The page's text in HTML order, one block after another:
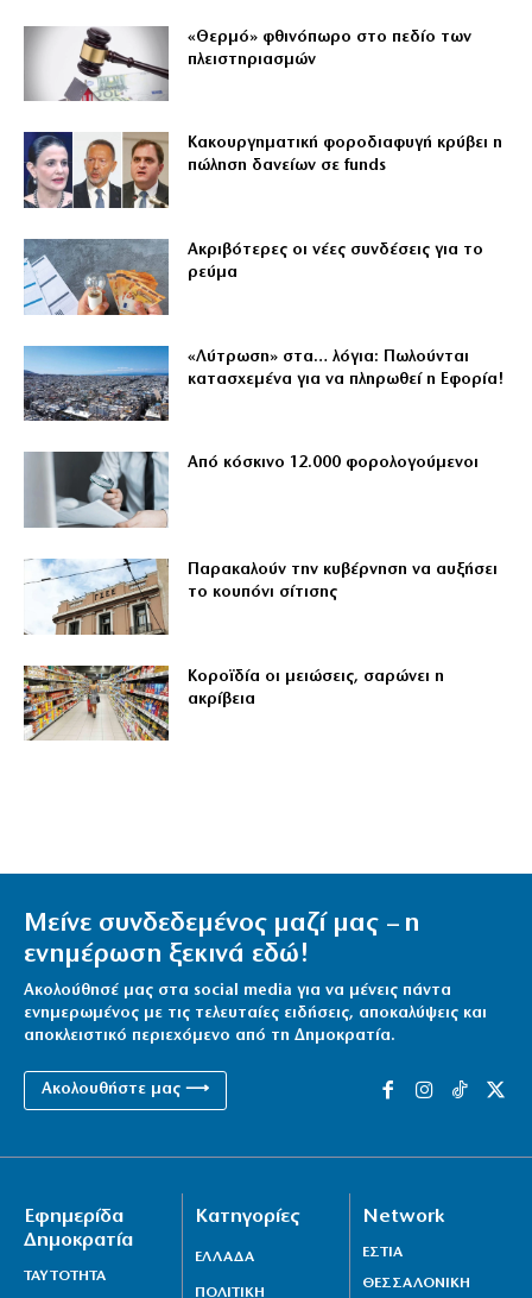
«Θερμό» φθινόπωρο στο πεδίο των
πλειστηριασμών
Κακουργηματική φοροδιαφυγή κρύβει η
πώληση δανείων σε funds
Ακριβότερες οι νέες συνδέσεις για το
ρεύμα
«Λύτρωση» στα… λόγια: Πωλούνται
κατασχεμένα για να πληρωθεί η Εφορία!
Από κόσκινο 12.000 φορολογούμενοι
Παρακαλούν την κυβέρνηση να αυξήσει
το κουπόνι σίτισης
Κοροϊδία οι μειώσεις, σαρώνει η
ακρίβεια
Μείνε συνδεδεμένος μαζί μας – η
ενημέρωση ξεκινά εδώ!
Ακολούθησέ μας στα social media για να μένεις πάντα
ενημερωμένος με τις τελευταίες ειδήσεις, αποκαλύψεις και
αποκλειστικό περιεχόμενο από τη Δημοκρατία.
Ακολουθήστε μας ⟶
Εφημερίδα
Δημοκρατία
ΤΑΥΤΟΤΗΤΑ
Κατηγορίες
ΕΛΛΑΔΑ
ΠΟΛΙΤΙΚΗ
Network
ΕΣΤΙΑ
ΘΕΣΣΑΛΟΝΙΚΗ